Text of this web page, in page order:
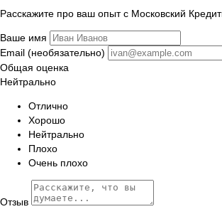
Расскажите про ваш опыт с Московский
Ваше имя
Email (необязательно)
Общая оценка
Нейтрально
Отлично
Хорошо
Нейтрально
Плохо
Очень плохо
Отзыв